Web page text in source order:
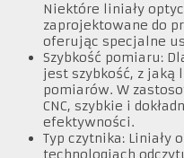
Niektóre liniały
zaprojektowane do
oferując specjalne
Szybkość pomiaru:
jest szybkość, z jaką
pomiarów. W
CNC, szybkie i
efektywności.
Typ czytnika: Liniały
technologiach